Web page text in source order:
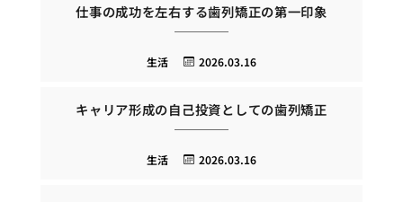
仕事の成功を左右する歯列矯正の第一印象
2026.03.16
生活
キャリア形成の自己投資としての歯列矯正
2026.03.16
生活